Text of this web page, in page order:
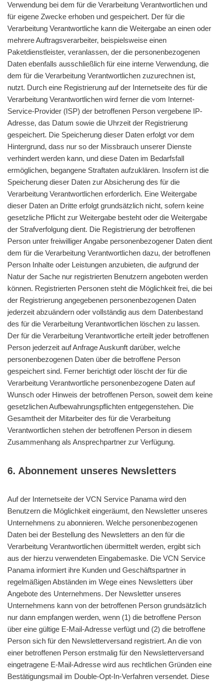
Verwendung bei dem für die Verarbeitung Verantwortlichen und
für eigene Zwecke erhoben und gespeichert. Der für die
Verarbeitung Verantwortliche kann die Weitergabe an einen oder
mehrere Auftragsverarbeiter, beispielsweise einen
Paketdienstleister, veranlassen, der die personenbezogenen
Daten ebenfalls ausschließlich für eine interne Verwendung, die
dem für die Verarbeitung Verantwortlichen zuzurechnen ist,
nutzt. Durch eine Registrierung auf der Internetseite des für die
Verarbeitung Verantwortlichen wird ferner die vom Internet-
Service-Provider (ISP) der betroffenen Person vergebene IP-
Adresse, das Datum sowie die Uhrzeit der Registrierung
gespeichert. Die Speicherung dieser Daten erfolgt vor dem
Hintergrund, dass nur so der Missbrauch unserer Dienste
verhindert werden kann, und diese Daten im Bedarfsfall
ermöglichen, begangene Straftaten aufzuklären. Insofern ist die
Speicherung dieser Daten zur Absicherung des für die
Verarbeitung Verantwortlichen erforderlich. Eine Weitergabe
dieser Daten an Dritte erfolgt grundsätzlich nicht, sofern keine
gesetzliche Pflicht zur Weitergabe besteht oder die Weitergabe
der Strafverfolgung dient. Die Registrierung der betroffenen
Person unter freiwilliger Angabe personenbezogener Daten dient
dem für die Verarbeitung Verantwortlichen dazu, der betroffenen
Person Inhalte oder Leistungen anzubieten, die aufgrund der
Natur der Sache nur registrierten Benutzern angeboten werden
können. Registrierten Personen steht die Möglichkeit frei, die bei
der Registrierung angegebenen personenbezogenen Daten
jederzeit abzuändern oder vollständig aus dem Datenbestand
des für die Verarbeitung Verantwortlichen löschen zu lassen.
Der für die Verarbeitung Verantwortliche erteilt jeder betroffenen
Person jederzeit auf Anfrage Auskunft darüber, welche
personenbezogenen Daten über die betroffene Person
gespeichert sind. Ferner berichtigt oder löscht der für die
Verarbeitung Verantwortliche personenbezogene Daten auf
Wunsch oder Hinweis der betroffenen Person, soweit dem keine
gesetzlichen Aufbewahrungspflichten entgegenstehen. Die
Gesamtheit der Mitarbeiter des für die Verarbeitung
Verantwortlichen stehen der betroffenen Person in diesem
Zusammenhang als Ansprechpartner zur Verfügung.
6. Abonnement unseres Newsletters
Auf der Internetseite der VCN Service Panama wird den
Benutzern die Möglichkeit eingeräumt, den Newsletter unseres
Unternehmens zu abonnieren. Welche personenbezogenen
Daten bei der Bestellung des Newsletters an den für die
Verarbeitung Verantwortlichen übermittelt werden, ergibt sich
aus der hierzu verwendeten Eingabemaske. Die VCN Service
Panama informiert ihre Kunden und Geschäftspartner in
regelmäßigen Abständen im Wege eines Newsletters über
Angebote des Unternehmens. Der Newsletter unseres
Unternehmens kann von der betroffenen Person grundsätzlich
nur dann empfangen werden, wenn (1) die betroffene Person
über eine gültige E-Mail-Adresse verfügt und (2) die betroffene
Person sich für den Newsletterversand registriert. An die von
einer betroffenen Person erstmalig für den Newsletterversand
eingetragene E-Mail-Adresse wird aus rechtlichen Gründen eine
Bestätigungsmail im Double-Opt-In-Verfahren versendet. Diese